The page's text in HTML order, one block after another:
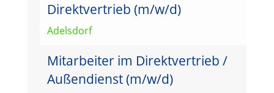
Direktvertrieb (m/w/d)
Adelsdorf
Mitarbeiter im Direktvertrieb /
Außendienst (m/w/d)